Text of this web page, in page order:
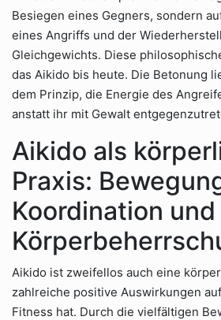
Besiegen eines Gegners, sondern
eines Angriffs und der
Gleichgewichts. Diese
das Aikido bis heute. Die Betonung
dem Prinzip, die Energie des
anstatt ihr mit Gewalt
Aikido als
Praxis:
Koordination und
Aikido ist zweifellos auch eine
zahlreiche positive Auswirkungen
Fitness hat. Durch die vielfältigen